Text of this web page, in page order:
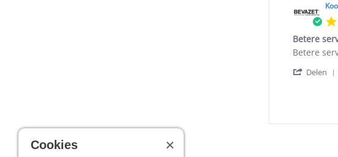
2023
Betere
Review
Koos
2021
review
Betere
Betere
Delen
Cookies ×